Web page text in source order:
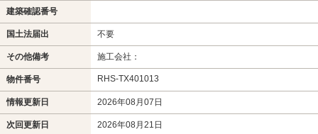
建築確認番号
国土法届出 不要
その他備考 施工会社：
物件番号 RHS-TX401013
情報更新日 2026年08月07日
次回更新日 2026年08月21日